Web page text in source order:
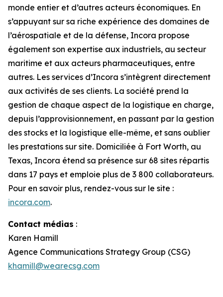
monde entier et d’autres acteurs économiques. En
s’appuyant sur sa riche expérience des domaines de
l’aérospatiale et de la défense, Incora propose
également son expertise aux industriels, au secteur
maritime et aux acteurs pharmaceutiques, entre
autres. Les services d’Incora s’intègrent directement
aux activités de ses clients. La société prend la
gestion de chaque aspect de la logistique en charge,
depuis l’approvisionnement, en passant par la gestion
des stocks et la logistique elle-même, et sans oublier
les prestations sur site. Domiciliée à Fort Worth, au
Texas, Incora étend sa présence sur 68 sites répartis
dans 17 pays et emploie plus de 3 800 collaborateurs.
Pour en savoir plus, rendez-vous sur le site :
incora.com.
Contact médias :
Karen Hamill
Agence Communications Strategy Group (CSG)
khamill@wearecsg.com